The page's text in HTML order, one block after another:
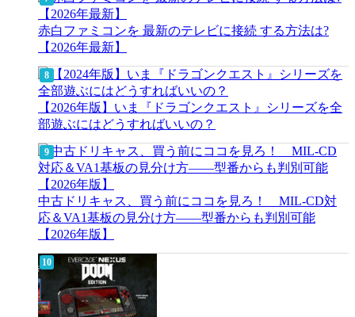
赤白ファミコンを 最新のテレビに接続 する方法は?
【2026年最新】
【2026年版】いま『ドラゴンクエスト』シリーズを全
部遊ぶにはどうすればいいの？
中古ドリキャス、買う前にココを見ろ！ MIL-CD対
応＆VA1基板の見分け方——型番からも判別可能
【2026年版】